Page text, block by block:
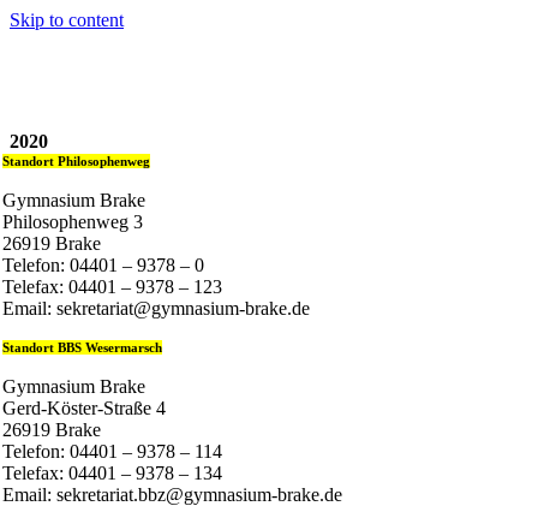
Skip to content
2020
Standort Philosophenweg
Gymnasium Brake
Philosophenweg 3
26919 Brake
Telefon: 04401 – 9378 – 0
Telefax: 04401 – 9378 – 123
Email: sekretariat@gymnasium-brake.de
Standort BBS Wesermarsch
Gymnasium Brake
Gerd-Köster-Straße 4
26919 Brake
Telefon: 04401 – 9378 – 114
Telefax: 04401 – 9378 – 134
Email: sekretariat.bbz@gymnasium-brake.de